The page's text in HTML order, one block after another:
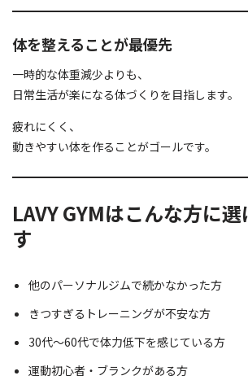
体を整えることが最優先
一時的な体重減少よりも、
日常生活が楽になる体づくりを目指します。
疲れにくく、
動きやすい体を作ることがゴールです。
LAVY GYMはこんな方に
す
他のパーソナルジムで続かなかった方
きつすぎるトレーニングが不安な方
30代〜60代で体力低下を感じている方
運動初心者・ブランクがある方